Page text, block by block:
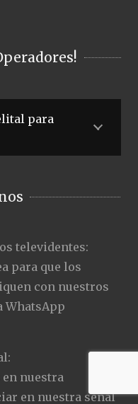
para
televidentes:
para que los
con nuestros
WhatsApp
nuestra
en nuestra señal